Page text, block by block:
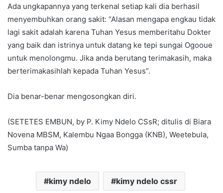
Ada ungkapannya yang terkenal setiap kali dia berhasil
menyembuhkan orang sakit: “Alasan mengapa engkau tidak
lagi sakit adalah karena Tuhan Yesus memberitahu Dokter
yang baik dan istrinya untuk datang ke tepi sungai Ogooue
untuk menolongmu. Jika anda berutang terimakasih, maka
berterimakasihlah kepada Tuhan Yesus”.
Dia benar-benar mengosongkan diri.
(SETETES EMBUN, by P. Kimy Ndelo CSsR; ditulis di Biara
Novena MBSM, Kalembu Ngaa Bongga (KNB), Weetebula,
Sumba tanpa Wa)
kimy ndelo kimy ndelo cssr